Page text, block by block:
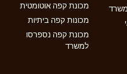
מכונת קפה אוטומטית
מכונות קפה ביתיות
מכונת קפה נספרסו
למשרד